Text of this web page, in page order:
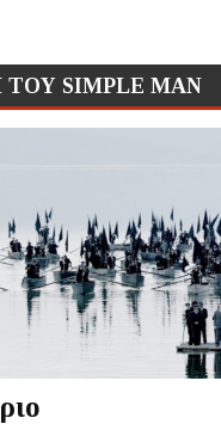
SIMPLE MAN